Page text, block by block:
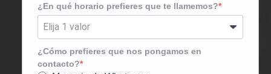
¿En qué horario prefieres que te llamemos?
¿Cómo prefieres que nos pongamos en
contacto?